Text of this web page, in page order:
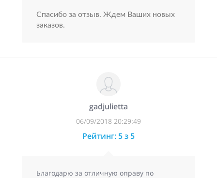
Спасибо за отзыв. Ждем Ваших новых
заказов.
gadjulietta
06/09/2018 20:29:49
Рейтинг: 5 з 5
Благодарю за отличную оправу по